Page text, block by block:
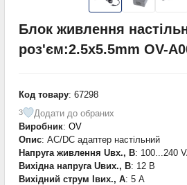
Блок живлення
роз'єм:2.5x5.5mm OV-
Код товару: 67298
3
Додати до обраних
Виробник: OV
Опис: AC/DC адаптер настільний
Напруга живлення Uвх., В: 100...240
Вихідна напруга Uвих., В: 12 В
Вихідний струм Iвих., А: 5 А